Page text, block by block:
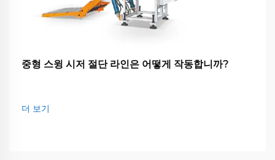
중형 스윙 시저 절단 라인은 어떻게 작동합니까?
더 보기